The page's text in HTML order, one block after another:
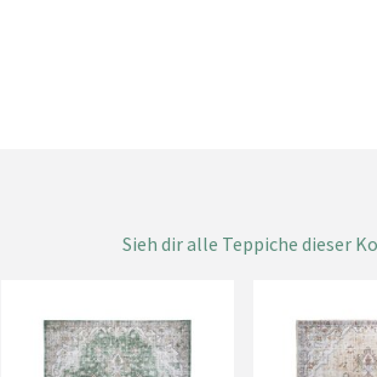
Sieh dir alle Teppiche dieser